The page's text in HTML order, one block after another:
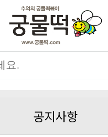
공지사항